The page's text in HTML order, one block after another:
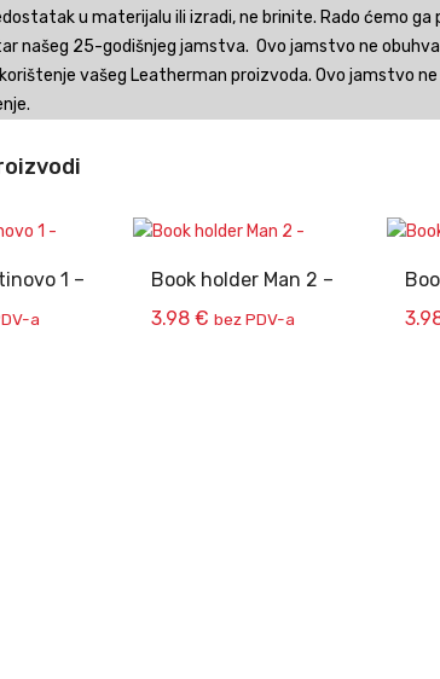
u materijalu ili izradi, ne brinite. Rado ćemo
našeg 25-godišnjeg jamstva. Ovo jamstvo ne
vašeg Leatherman proizvoda. Ovo jamstvo
1 –
a
Book holder Man 2 –
3.98 € bez PDV-a